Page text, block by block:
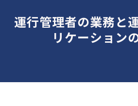
運行管理者の業務と
リケーション